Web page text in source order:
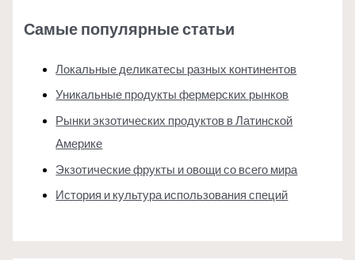
Самые популярные статьи
Локальные деликатесы разных континентов
Уникальные продукты фермерских рынков
Рынки экзотических продуктов в Латинской
Америке
Экзотические фрукты и овощи со всего мира
История и культура использования специй